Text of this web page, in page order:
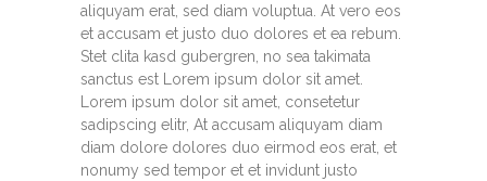
aliquyam erat, sed diam voluptua. At vero eos
et accusam et justo duo dolores et ea rebum.
Stet clita kasd gubergren, no sea takimata
sanctus est Lorem ipsum dolor sit amet.
Lorem ipsum dolor sit amet, consetetur
sadipscing elitr, At accusam aliquyam diam
diam dolore dolores duo eirmod eos erat, et
nonumy sed tempor et et invidunt justo